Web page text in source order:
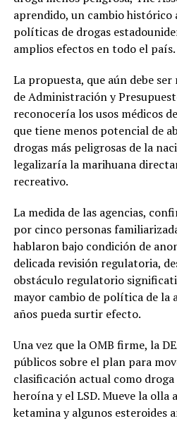
aprendido, un cambio histórico
políticas de drogas
amplios efectos en todo el país.
La propuesta, que aún debe
de Administración y
reconocería los usos médicos
que tiene menos potencial de
drogas más peligrosas de la
legalizaría la marihuana
recreativo.
La medida de las agencias,
por cinco personas
hablaron bajo condición de
delicada revisión regulatoria,
obstáculo regulatorio
mayor cambio de política de la
años pueda surtir efecto.
Una vez que la OMB firme, la
públicos sobre el plan para
clasificación actual como
heroína y el LSD. Mueve la
ketamina y algunos esteroides